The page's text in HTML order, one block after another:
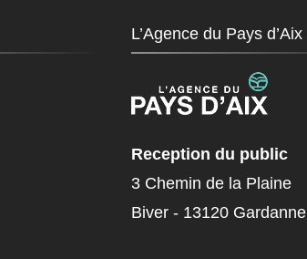
L’Agence du Pays d’Aix
Reception du public
3 Chemin de la Plaine
Biver - 13120 Gardanne